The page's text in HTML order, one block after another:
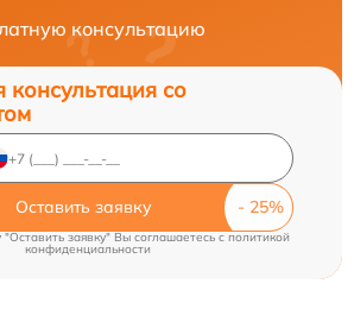
консультацию
консультация со
Оставить заявку
заявку" Вы соглашаетесь cполитикой
конфиденциальности